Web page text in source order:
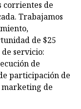
corrientes de
Trabajamos
de $25
servicio:
de
participación de
marketing de